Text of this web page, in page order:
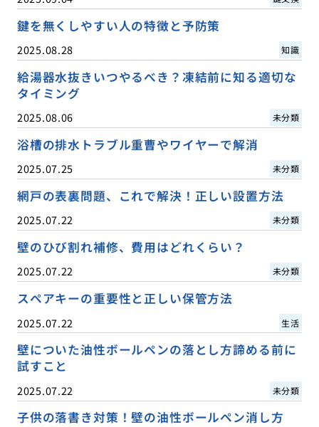
鍵を無くしやすい人の特徴と予防策
2025.08.28 知識
給湯器水抜きいつやるべき？凍結前に知る適切な
タイミング
2025.08.06 未分類
浴槽の排水トラブル重曹やワイヤーで解消
2025.07.25 未分類
網戸の表裏問題、これで解決！正しい設置方法
2025.07.22 未分類
壁のひび割れ補修、費用はどれくらい？
2025.07.22 未分類
スペアキーの重要性と正しい保管方法
2025.07.22 生活
壁についた油性ボールペンの落とし方諦める前に
試すこと
2025.07.22 未分類
子供の落書き対策！壁の油性ボールペン消し方